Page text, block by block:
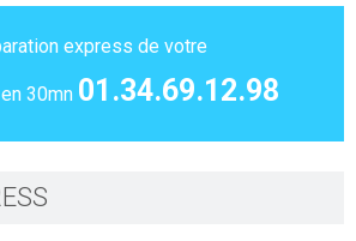
express de votre
30mn 01.34.69.12.98